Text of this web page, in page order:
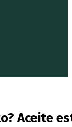
Aceite